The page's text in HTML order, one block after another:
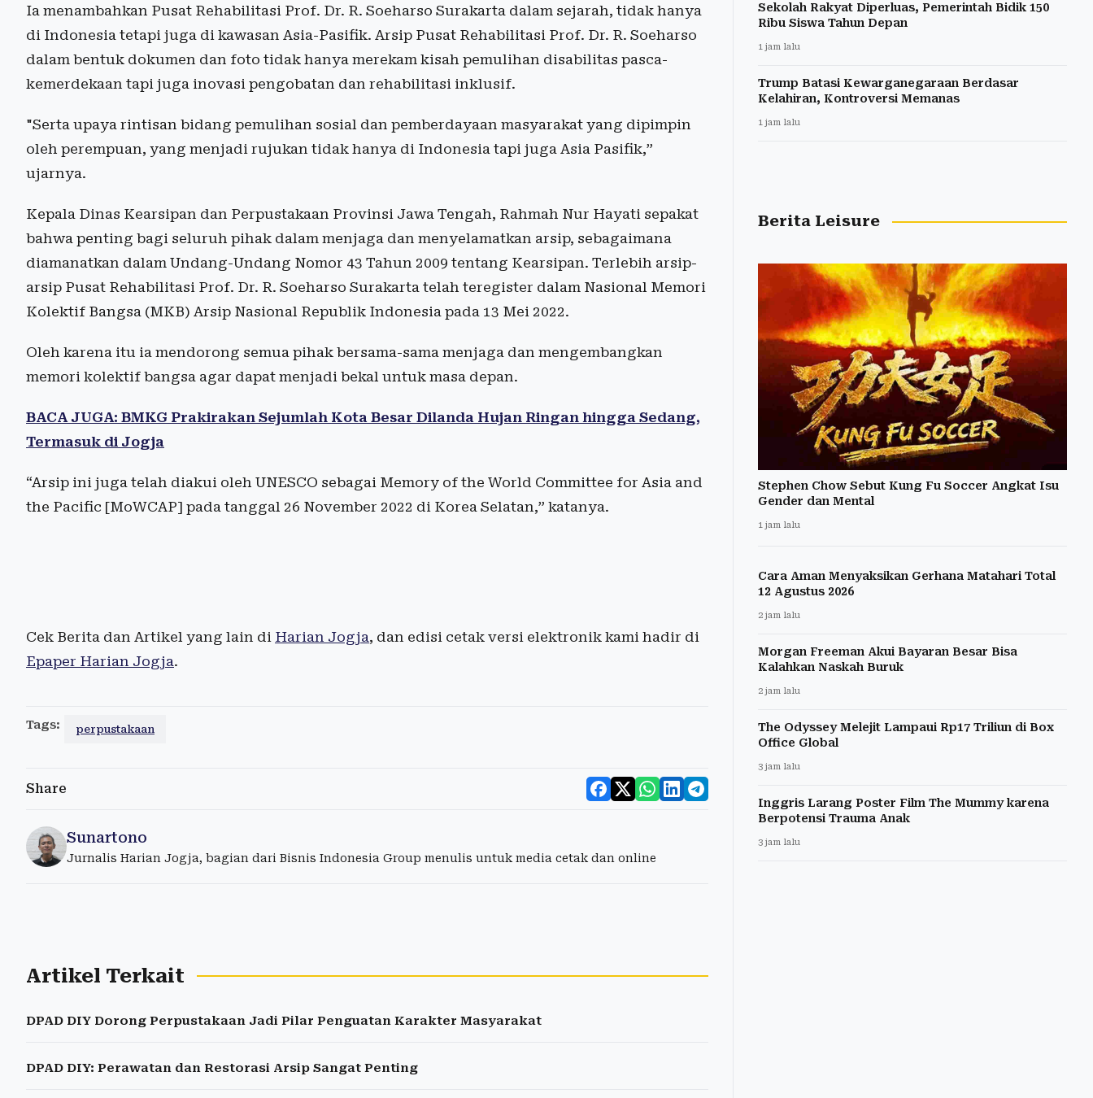
Ia menambahkan Pusat Rehabilitasi Prof. Dr. R. Soeharso Surakarta dalam sejarah, tidak hanya
di Indonesia tetapi juga di kawasan Asia-Pasifik. Arsip Pusat Rehabilitasi Prof. Dr. R. Soeharso
dalam bentuk dokumen dan foto tidak hanya merekam kisah pemulihan disabilitas pasca-
kemerdekaan tapi juga inovasi pengobatan dan rehabilitasi inklusif.
"Serta upaya rintisan bidang pemulihan sosial dan pemberdayaan masyarakat yang dipimpin
oleh perempuan, yang menjadi rujukan tidak hanya di Indonesia tapi juga Asia Pasifik,”
ujarnya.
Kepala Dinas Kearsipan dan Perpustakaan Provinsi Jawa Tengah, Rahmah Nur Hayati sepakat
bahwa penting bagi seluruh pihak dalam menjaga dan menyelamatkan arsip, sebagaimana
diamanatkan dalam Undang-Undang Nomor 43 Tahun 2009 tentang Kearsipan. Terlebih arsip-
arsip Pusat Rehabilitasi Prof. Dr. R. Soeharso Surakarta telah teregister dalam Nasional Memori
Kolektif Bangsa (MKB) Arsip Nasional Republik Indonesia pada 13 Mei 2022.
Oleh karena itu ia mendorong semua pihak bersama-sama menjaga dan mengembangkan
memori kolektif bangsa agar dapat menjadi bekal untuk masa depan.
BACA JUGA: BMKG Prakirakan Sejumlah Kota Besar Dilanda Hujan Ringan hingga Sedang,
Termasuk di Jogja
“Arsip ini juga telah diakui oleh UNESCO sebagai Memory of the World Committee for Asia and
the Pacific [MoWCAP] pada tanggal 26 November 2022 di Korea Selatan,” katanya.
Cek Berita dan Artikel yang lain di Harian Jogja, dan edisi cetak versi elektronik kami hadir di
Epaper Harian Jogja.
Tags: perpustakaan
Share
Sunartono
Jurnalis Harian Jogja, bagian dari Bisnis Indonesia Group menulis untuk media cetak dan online
Artikel Terkait
DPAD DIY Dorong Perpustakaan Jadi Pilar Penguatan Karakter Masyarakat
DPAD DIY: Perawatan dan Restorasi Arsip Sangat Penting
Sekolah Rakyat Diperluas, Pemerintah Bidik 150
Ribu Siswa Tahun Depan
1 jam lalu
Trump Batasi Kewarganegaraan Berdasar
Kelahiran, Kontroversi Memanas
1 jam lalu
Berita Leisure
Stephen Chow Sebut Kung Fu Soccer Angkat Isu
Gender dan Mental
1 jam lalu
Cara Aman Menyaksikan Gerhana Matahari Total
12 Agustus 2026
2 jam lalu
Morgan Freeman Akui Bayaran Besar Bisa
Kalahkan Naskah Buruk
2 jam lalu
The Odyssey Melejit Lampaui Rp17 Triliun di Box
Office Global
3 jam lalu
Inggris Larang Poster Film The Mummy karena
Berpotensi Trauma Anak
3 jam lalu